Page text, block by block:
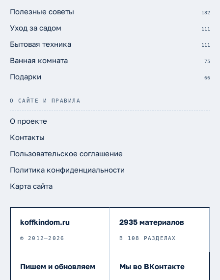
Полезные советы 132
Уход за садом 111
Бытовая техника 111
Ванная комната 75
Подарки 66
О САЙТЕ И ПРАВИЛА
О проекте
Контакты
Пользовательское соглашение
Политика конфиденциальности
Карта сайта
koffkindom.ru
© 2012–2026
2935 материалов
В 108 РАЗДЕЛАХ
Пишем и обновляем Мы во ВКонтакте